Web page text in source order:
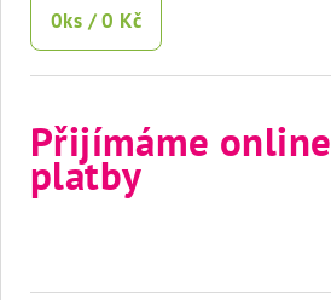
0ks /0 Kč
Přijímáme online
platby